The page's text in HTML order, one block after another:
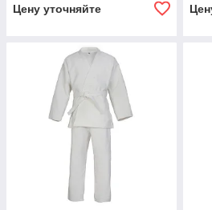
Цену уточняйте